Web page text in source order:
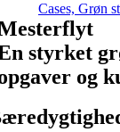
Cases, Grøn
styrket
og